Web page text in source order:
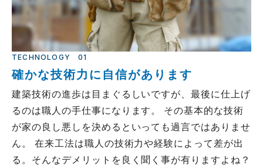
TECHNOLOGY01
確かな技術力に自信があります
建築技術の進歩は目まぐるしいですが、最後に仕上げ
るのは職人の手仕事になります。 その基本的な技術
が家の良し悪しを決めるといっても過言ではありませ
ん。 在来工法は職人の技術力や経験によって差が出
る。そんなデメリットを良く聞く事が有りますよね？